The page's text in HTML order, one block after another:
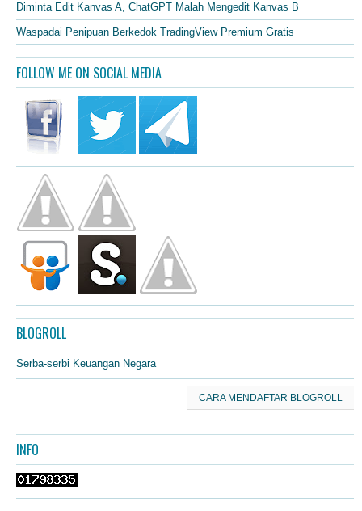
Diminta Edit Kanvas A, ChatGPT Malah Mengedit Kanvas B
Waspadai Penipuan Berkedok TradingView Premium Gratis
FOLLOW ME ON SOCIAL MEDIA
BLOGROLL
Serba-serbi Keuangan Negara
CARA MENDAFTAR BLOGROLL
INFO